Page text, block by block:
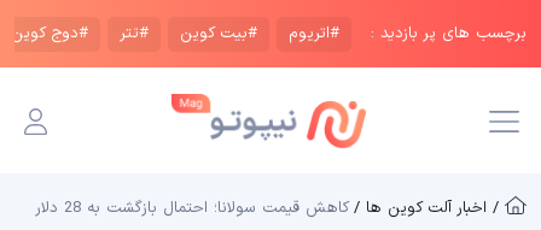
برچسب های پر بازدید : #اتریوم #بیت کوین #تتر #دوج کوین
/ اخبار آلت کوین ها /کاهش قیمت سولانا؛ احتمال بازگشت به 28 دلار